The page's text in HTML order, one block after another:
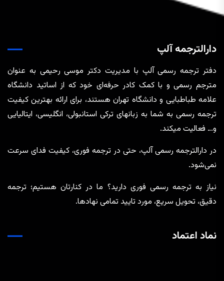
دارالترجمه آلپ
دفتر ترجمه رسمی آلپ با مدیریت دکتر موسی رحیمی به عنوان
مترجم رسمی و با کمک کادر حرفه‌ای خود که از اساتید دانشگاه
علامه طباطبایی و دانشگاه تهران هستند، برای ارائه بهترین کیفیت
ترجمه رسمی به شما به زبانهای ترکی استانبولی، انگلیسی، ایتالیایی
و… فعالیت میکند.
در دارالترجمه رسمی آلپ، حتی در ترجمه‌ فوری، کیفیت فدای سرعت
نمی‌شود.
نیاز به ترجمه رسمی فوری دارید؟ ما در کنارتان هستیم؛ ترجمه
دقیق، تحویل سریع، مورد تایید تمامی نهادها.
نماد اعتماد